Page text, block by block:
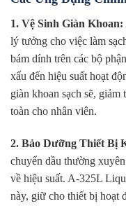
1. Vệ Sinh Giàn Khoan:
lý tưởng cho việc làm
bám dính trên các bộ
xấu đến hiệu suất hoạt
giàn khoan sạch sẽ,
toàn cho nhân viên.
2. Bảo Dưỡng Thiết Bị
chuyển dầu thường
về hiệu suất. A-325L
này, giữ cho thiết bị hoạt